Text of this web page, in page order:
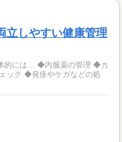
立しやすい健康管理
ック ◆発疹やケガなどの処